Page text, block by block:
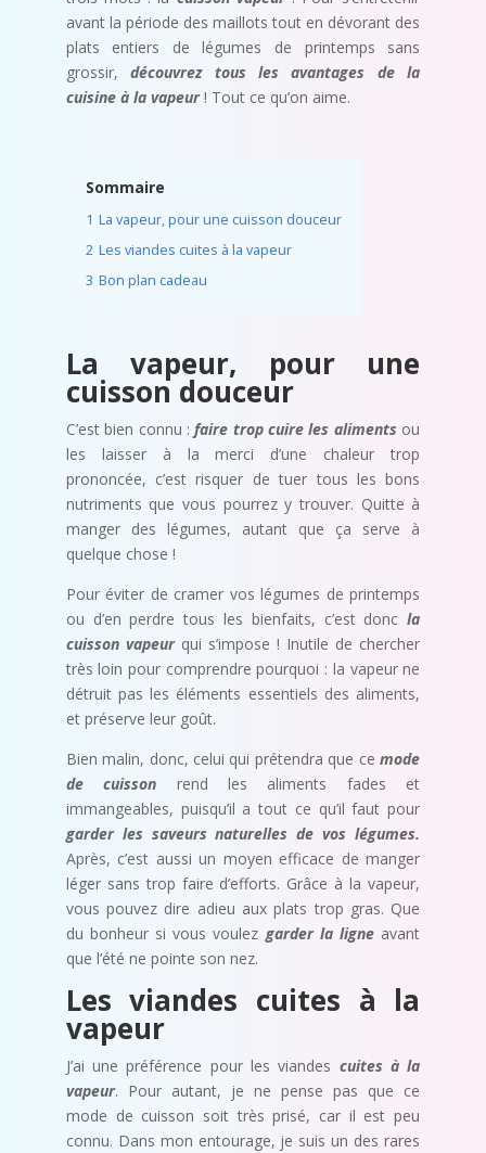
avant la période des maillots tout en dévorant des
plats entiers de légumes de printemps sans
grossir,découvrez tous les avantages de la
cuisine à la vapeur! Tout ce qu’on aime.
Sommaire
1 La vapeur, pour une cuisson douceur
2 Les viandes cuites à la vapeur
3 Bon plan cadeau
La vapeur, pour une
cuisson douceur
C’est bien connu :faire trop cuire les aliments ou
les laisser à la merci d’une chaleur trop
prononcée, c’est risquer de tuer tous les bons
nutriments que vous pourrez y trouver. Quitte à
manger des légumes, autant que ça serve à
quelque chose !
Pour éviter de cramer vos légumes de printemps
ou d’en perdre tous les bienfaits, c’est donc la
cuisson vapeurqui s’impose ! Inutile de chercher
très loin pour comprendre pourquoi : la vapeur ne
détruit pas les éléments essentiels des aliments,
et préserve leur goût.
Bien malin, donc, celui qui prétendra que cemode
de cuisson rend les aliments fades et
immangeables, puisqu’il a tout ce qu’il faut pour
garder les saveurs naturelles de vos légumes.
Après, c’est aussi un moyen efficace de manger
léger sans trop faire d’efforts. Grâce à la vapeur,
vous pouvez dire adieu aux plats trop gras. Que
du bonheur si vous voulez garder la ligne avant
que l’été ne pointe son nez.
Les viandes cuites à la
vapeur
J’ai une préférence pour les viandes cuites à la
vapeur. Pour autant, je ne pense pas que ce
mode de cuisson soit très prisé, car il est peu
connu. Dans mon entourage, je suis un des rares